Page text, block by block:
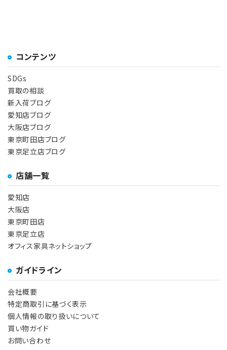
コンテンツ
SDGs
買取の相談
新入荷ブログ
愛知店ブログ
大阪店ブログ
東京町田店ブログ
東京足立店ブログ
店舗一覧
愛知店
大阪店
東京町田店
東京足立店
オフィス家具ネットショップ
ガイドライン
会社概要
特定商取引に基づく表示
個人情報の取り扱いについて
買い物ガイド
お問い合わせ